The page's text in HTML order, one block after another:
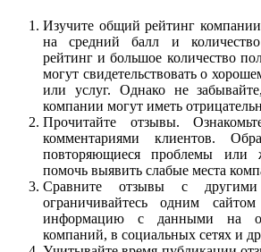
Изучите общий рейтинг
на средний балл и
рейтинг и большое количество
могут свидетельствовать о
или услуг. Однако не
компании могут иметь
Прочитайте отзывы.
комментариями клиентов.
повторяющиеся проблемы
помочь выявить слабые места
Сравните отзывы с
ограничивайтесь одним
информацию с данными на
компаний, в социальных сетях и